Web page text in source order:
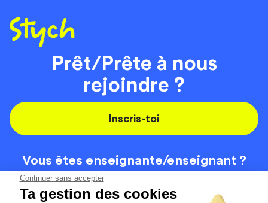
Continuer sans accepter
Ta gestion des cookies
Prêt/Prête à nous
rejoindre ?
Inscris-toi
Vous êtes enseignante/enseignant ?
On recrute